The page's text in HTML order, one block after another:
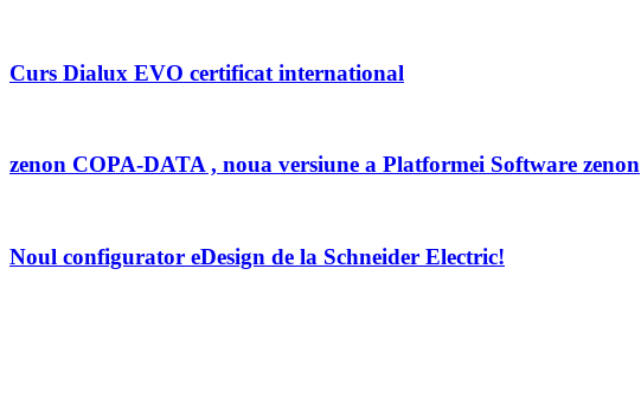
Curs Dialux EVO certificat international
zenon COPA-DATA , noua versiune a Platformei Software zenon
Noul configurator eDesign de la Schneider Electric!